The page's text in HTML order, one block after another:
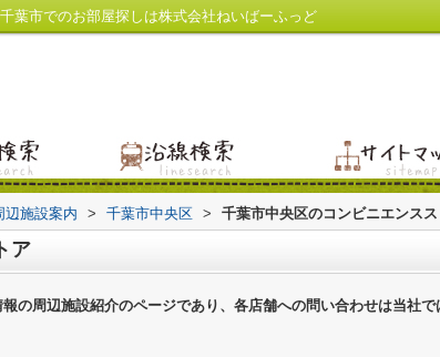
葉市でのお部屋探しは株式会社ねいばーふっど
辺施設案内 > 千葉市中央区 > 千葉市中央区のコンビニエンス
ア
の周辺施設紹介のページであり、各店舗への問い合わせは当社で